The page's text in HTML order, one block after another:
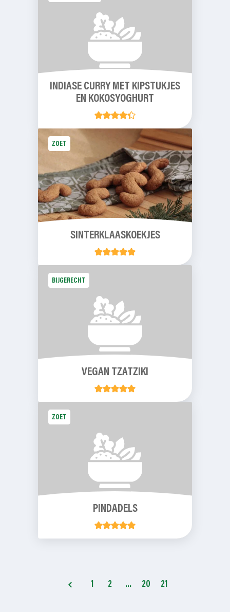
INDIASE CURRY MET KIPSTUKJES
EN KOKOSYOGHURT
ZOET
SINTERKLAASKOEKJES
BIJGERECHT
VEGAN TZATZIKI
ZOET
PINDADELS
1 2 … 20 21